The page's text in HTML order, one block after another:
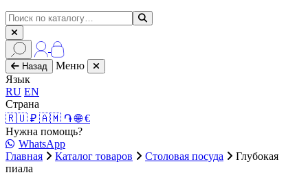
Назад
Меню
Язык
RU EN
Страна
🇷🇺 ₽ 🇦🇲 ֏🌐 €
Нужна помощь?
WhatsApp
Главная
Каталог товаров Столовая посуда
Глубокая
пиала